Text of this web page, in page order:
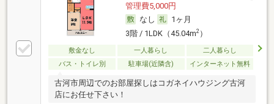
管理費5,000円
なし
1ヶ月
3階 / 1LDK（45.04m2）
敷金なし 一人暮らし
二人暮らし
バス・トイレ別
駐車場(近隣含) インターネット無料
古河市周辺でのお部屋探しはコガネイハウジング古河
店にお任せ下さい！